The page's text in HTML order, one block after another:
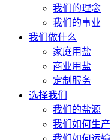
我们的理念
我们的事业
我们做什么
家庭用盐
商业用盐
定制服务
选择我们
我们的盐源
我们如何生产